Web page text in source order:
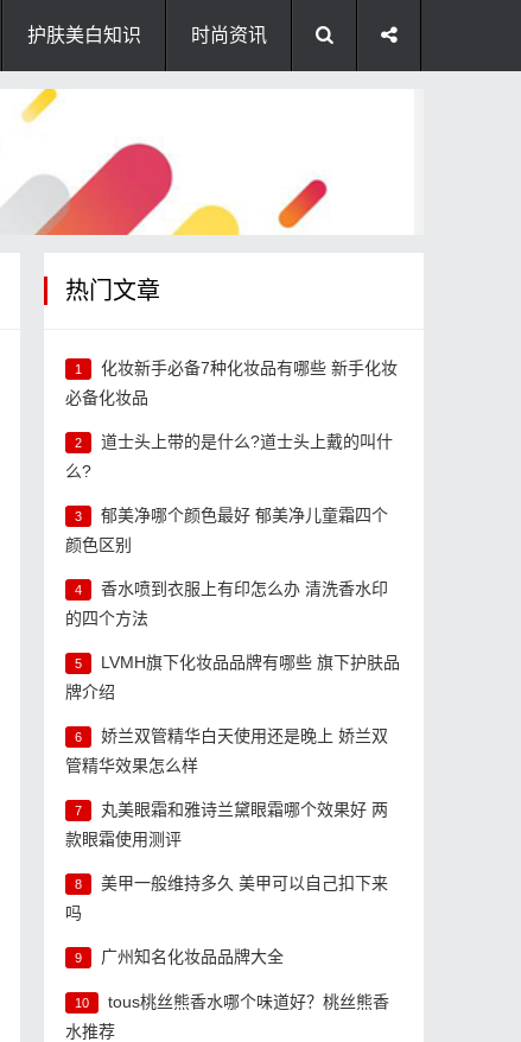
护肤美白知识 时尚资讯
热门文章
1
化妆新手必备7种化妆品有哪些 新手化妆
必备化妆品
2
道士头上带的是什么?道士头上戴的叫什
么?
3
郁美净哪个颜色最好 郁美净儿童霜四个
颜色区别
4
香水喷到衣服上有印怎么办 清洗香水印
的四个方法
5
LVMH旗下化妆品品牌有哪些 旗下护肤品
牌介绍
6
娇兰双管精华白天使用还是晚上 娇兰双
管精华效果怎么样
7
丸美眼霜和雅诗兰黛眼霜哪个效果好 两
款眼霜使用测评
8
美甲一般维持多久 美甲可以自己扣下来
吗
9 广州知名化妆品品牌大全
10
tous桃丝熊香水哪个味道好？桃丝熊香
水推荐